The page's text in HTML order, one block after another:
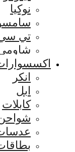
نوكيا
تي
انكر
ابل
كابلات